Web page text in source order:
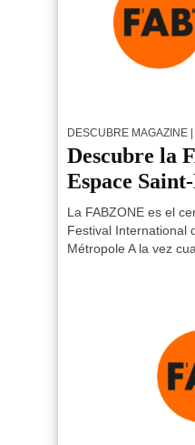
DESCUBRE MAGAZINE
Descubre la
Espace
La FABZONE es el
Festival International
Métropole A la vez